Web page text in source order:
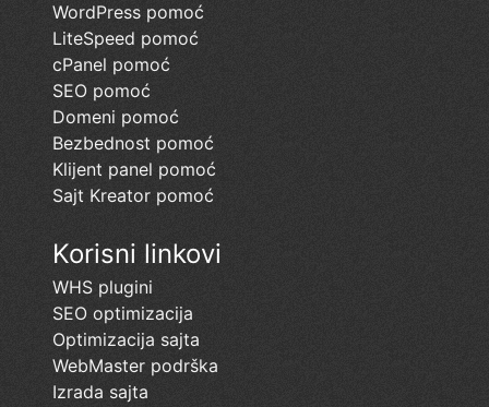
WordPress pomoć
LiteSpeed pomoć
cPanel pomoć
SEO pomoć
Domeni pomoć
Bezbednost pomoć
Klijent panel pomoć
Sajt Kreator pomoć
Korisni linkovi
WHS plugini
SEO optimizacija
Optimizacija sajta
WebMaster podrška
Izrada sajta